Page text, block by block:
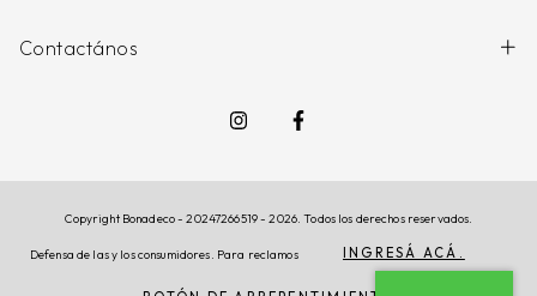
Contactános
Copyright Bonadeco - 20247266519 - 2026. Todos los derechos reservados.
Defensa de las y los consumidores. Para reclamos INGRESÁ ACÁ.